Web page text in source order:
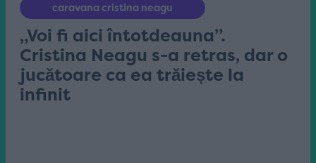
caravana cristina neagu
„Voi fi aici întotdeauna”.
Cristina Neagu s-a retras, dar o
jucătoare ca ea trăiește la
infinit